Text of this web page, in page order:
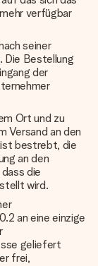
verfügbar
seiner
Die Bestellung
der
Ort und zu
Versand an den
bestrebt, die
an den
die
wird.
an eine einzige
geliefert
frei,